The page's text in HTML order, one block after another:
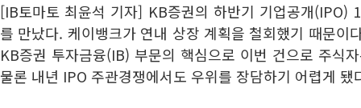
[IB토마토 최윤석 기자] KB증권의 하반기 기업공개(IPO)
를 만났다. 케이뱅크가 연내 상장 계획을 철회했기 때문이
KB증권 투자금융(IB) 부문의 핵심으로 이번 건으로 주식
물론 내년 IPO 주관경쟁에서도 우위를 장담하기 어렵게